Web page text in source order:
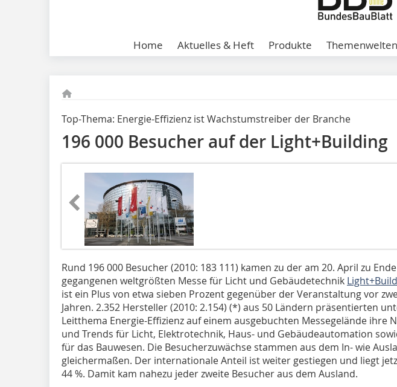
Home Aktuelles & Heft Produkte Themenwelten
Top-Thema: Energie-Effizienz ist Wachstumstreiber der Branche
196 000 Besucher auf der Light+Building
Rund 196 000 Besucher (2010: 183 111) kamen zu der am 20. April zu Ende
gegangenen weltgrößten Messe für Licht und Gebäudetechnik
ist ein Plus von etwa sieben Prozent gegenüber der Veranstaltung vor
Jahren. 2.352 Hersteller (2010: 2.154) (*) aus 50 Ländern präsentierten
Leitthema Energie-Effizienz auf einem ausgebuchten Messegelände ihre
und Trends für Licht, Elektrotechnik, Haus- und Gebäudeautomation
für das Bauwesen. Die Besucherzuwächse stammen aus dem In- wie
gleichermaßen. Der internationale Anteil ist weiter gestiegen und liegt
44 %. Damit kam nahezu jeder zweite Besucher aus dem Ausland.